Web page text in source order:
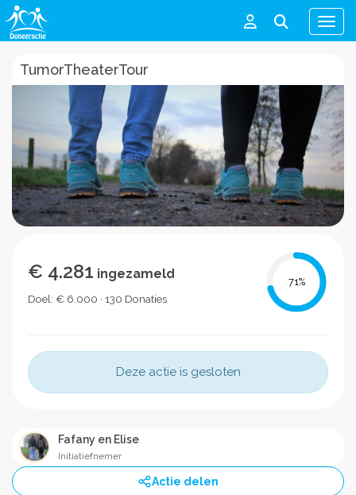
Menu
TumorTheaterTour
€ 4.281 ingezameld
Doel: € 6.000 · 130 Donaties
71%
Deze actie is gesloten
Fafany en Elise
Initiatiefnemer
Actie delen